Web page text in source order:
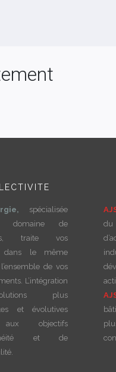
spécialisée
domaine de
traite vos
dans le même
de vos
L’intégration
plus
et évolutives
objectifs
et de
du